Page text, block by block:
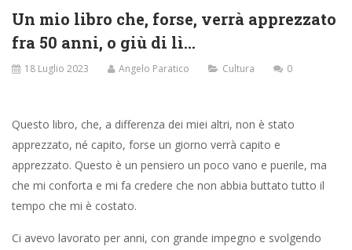
Un mio libro che, forse, verrà apprezzato
fra 50 anni, o giù di lì…
18 Luglio 2023 Angelo Paratico Cultura 0
Questo libro, che, a differenza dei miei altri, non è stato
apprezzato, né capito, forse un giorno verrà capito e
apprezzato. Questo è un pensiero un poco vano e puerile, ma
che mi conforta e mi fa credere che non abbia buttato tutto il
tempo che mi è costato.
Ci avevo lavorato per anni, con grande impegno e svolgendo